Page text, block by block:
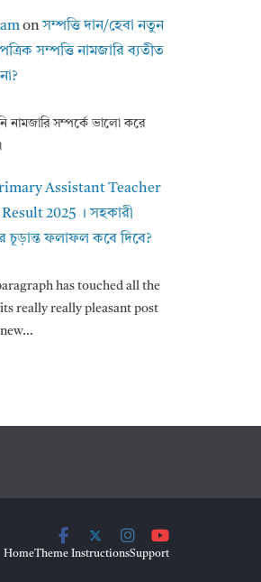
onসম্পত্তি দান/হেবা নতুন
সম্পত্তি নামজারি ব্যতীত
নামজারি সম্পর্কে ভালো করে
Assistant Teacher
2025 । সহকারী
চূড়ান্ত ফলাফল কবে দিবে?
has touched all the
really really pleasant post
HomeTheme InstructionsSupport